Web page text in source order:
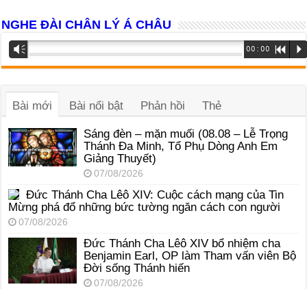
NGHE ĐÀI CHÂN LÝ Á CHÂU
Trình
phát
âm
Vm 00:00 R P
Bài mới Bài nổi bật Phản hồi Thẻ
Sáng đèn – mặn muối (08.08 – Lễ Trọng
Thánh Đa Minh, Tổ Phụ Dòng Anh Em
Giảng Thuyết)
07/08/2026
Đức Thánh Cha Lêô XIV: Cuộc cách mạng của Tin
Mừng phá đổ những bức tường ngăn cách con người
07/08/2026
Đức Thánh Cha Lêô XIV bổ nhiệm cha
Benjamin Earl, OP làm Tham vấn viên Bộ
Đời sống Thánh hiến
07/08/2026